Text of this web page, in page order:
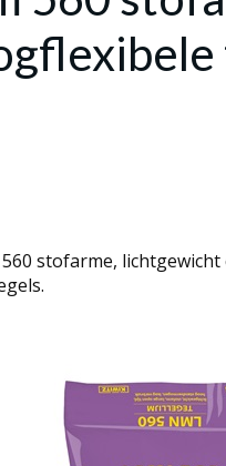
stofarme,